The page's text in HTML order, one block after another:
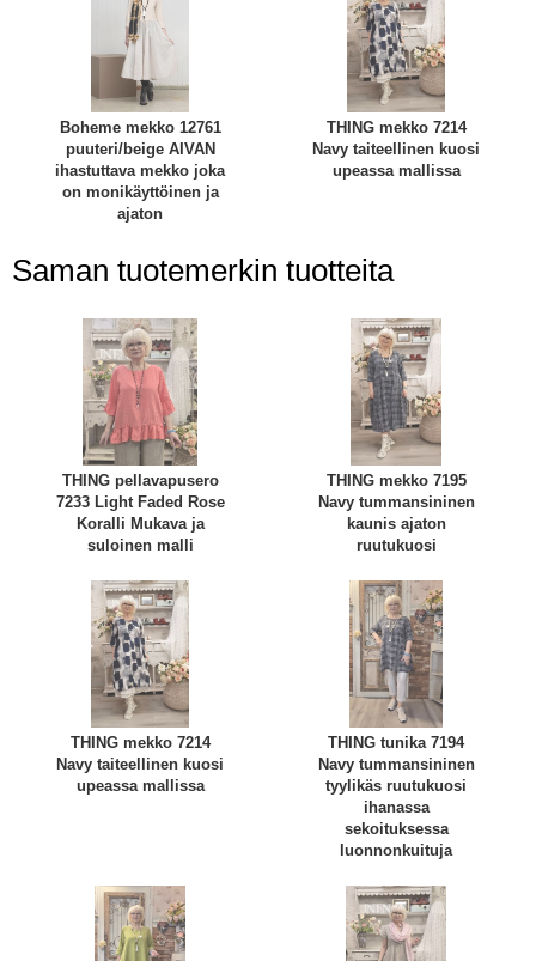
Boheme mekko 12761
puuteri/beige AIVAN
ihastuttava mekko joka
on monikäyttöinen ja
ajaton
THING mekko 7214
Navy taiteellinen kuosi
upeassa mallissa
Saman tuotemerkin tuotteita
THING pellavapusero
7233 Light Faded Rose
Koralli Mukava ja
suloinen malli
THING mekko 7195
Navy tummansininen
kaunis ajaton
ruutukuosi
THING mekko 7214
Navy taiteellinen kuosi
upeassa mallissa
THING tunika 7194
Navy tummansininen
tyylikäs ruutukuosi
ihanassa
sekoituksessa
luonnonkuituja